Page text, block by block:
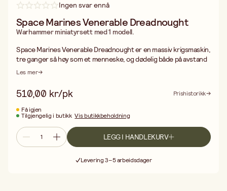
Ingen svar ennå
Space Marines Venerable Dreadnought
Warhammer miniatyrsett med 1 modell.
Space Marines Venerable Dreadnought er en massiv krigsmaskin,
tre ganger så høy som et menneske, og dødelig både på avstand
og i nærkamp. Inne i hver Dreadnought hviler en hardt skadet
stort behov.
Denne miniatyrbyggesettet inneholder 84 deler og flere
utstyrsvalg: plasmakanon, laserkaster, assault cannon,
stormbolter, heavy flamer og to ulike kraftnever (hvorav én er
rikt dekorert). I tillegg medfølger hjelmer, benpanser,
sarkofagplater, faner, røykanordninger, purity seals og ikoniske
symboler fra Imperiet.
Vi anbefaler Citadel plastlim og Citadel maling samt pensler fra
Les mer
510,00 kr/pk
Prishistorikk
Få igjen
Tilgjengelig i butikk Vis butikkbeholdning
LEGG I HANDLEKURV
Levering 3–5 arbeidsdager